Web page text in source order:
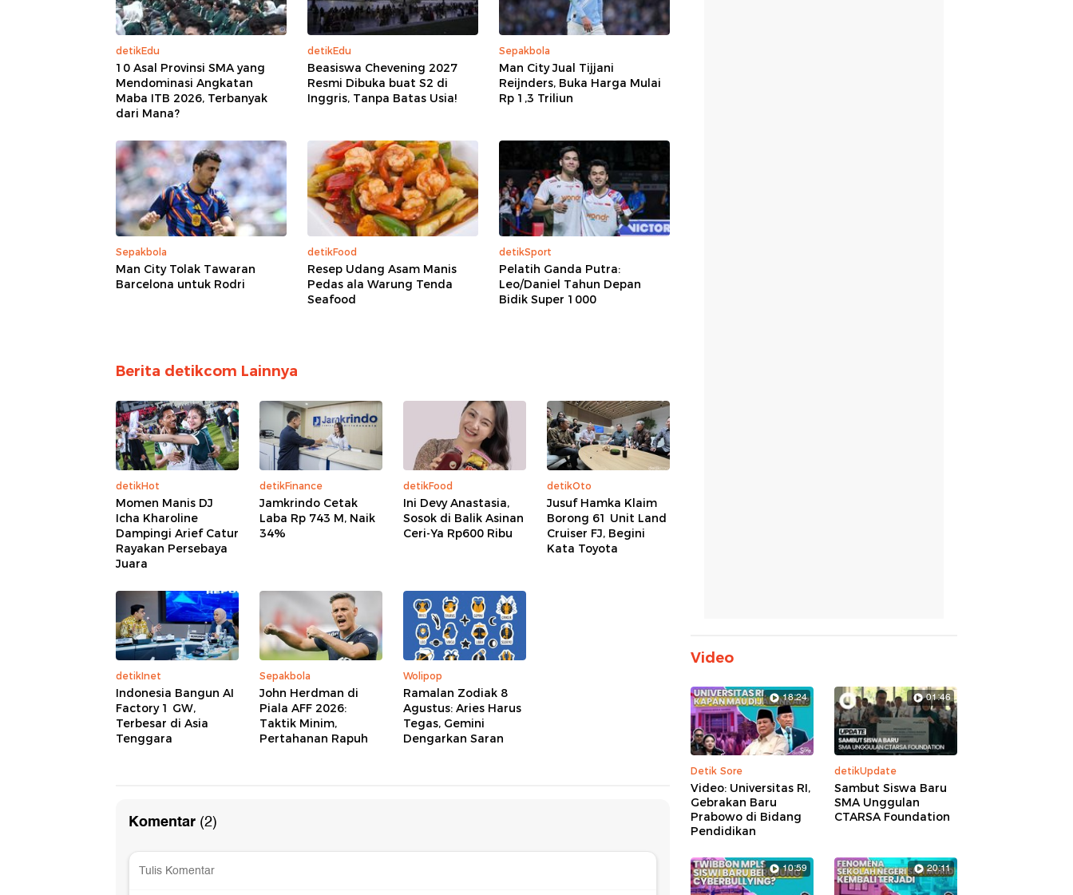
detikEdu
10 Asal Provinsi SMA yang
Mendominasi Angkatan
Maba ITB 2026, Terbanyak
dari Mana?
detikEdu
Beasiswa Chevening 2027
Resmi Dibuka buat S2 di
Inggris, Tanpa Batas Usia!
Sepakbola
Man City Jual Tijjani
Reijnders, Buka Harga Mulai
Rp 1,3 Triliun
Sepakbola
Man City Tolak Tawaran
Barcelona untuk Rodri
detikFood
Resep Udang Asam Manis
Pedas ala Warung Tenda
Seafood
detikSport
Pelatih Ganda Putra:
Leo/Daniel Tahun Depan
Bidik Super 1000
Berita detikcom Lainnya
detikHot
Momen Manis DJ
Icha Kharoline
Dampingi Arief Catur
Rayakan Persebaya
Juara
detikFinance
Jamkrindo Cetak
Laba Rp 743 M, Naik
34%
detikFood
Ini Devy Anastasia,
Sosok di Balik Asinan
Ceri-Ya Rp600 Ribu
detikOto
Jusuf Hamka Klaim
Borong 61 Unit Land
Cruiser FJ, Begini
Kata Toyota
detikInet
Indonesia Bangun AI
Factory 1 GW,
Terbesar di Asia
Tenggara
Sepakbola
John Herdman di
Piala AFF 2026:
Taktik Minim,
Pertahanan Rapuh
Wolipop
Ramalan Zodiak 8
Agustus: Aries Harus
Tegas, Gemini
Dengarkan Saran
Video
18:24
Detik Sore
Video: Universitas RI,
Gebrakan Baru
Prabowo di Bidang
Pendidikan
01:46
detikUpdate
Sambut Siswa Baru
SMA Unggulan
CTARSA Foundation
10:59 20:11